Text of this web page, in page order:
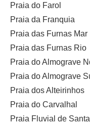
Praia do Farol
Praia da Franquia
Praia das Furnas Mar
Praia das Furnas Rio
Praia do Almograve
Praia do Almograve
Praia dos Alteirinhos
Praia do Carvalhal
Praia Fluvial de